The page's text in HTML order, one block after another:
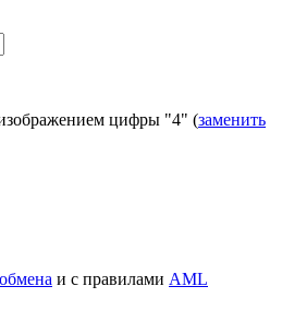
цифры "4" (заменить
и с правилами AML